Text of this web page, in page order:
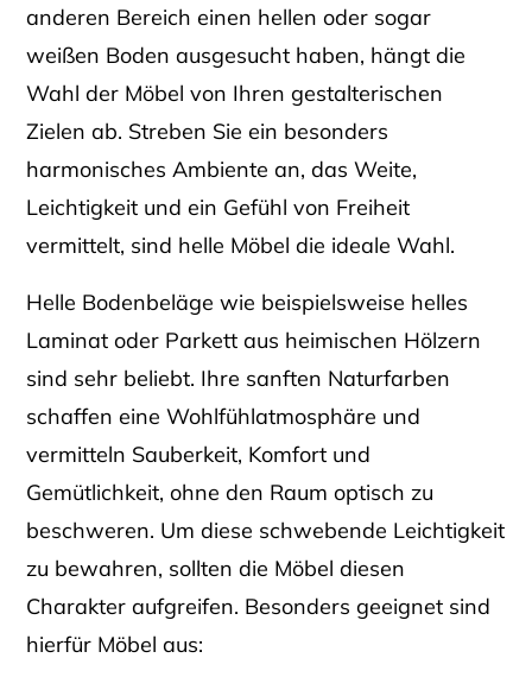
anderen Bereich einen hellen oder sogar
weißen Boden ausgesucht haben, hängt die
Wahl der Möbel von Ihren gestalterischen
Zielen ab. Streben Sie ein besonders
harmonisches Ambiente an, das Weite,
Leichtigkeit und ein Gefühl von Freiheit
vermittelt, sind helle Möbel die ideale Wahl.
Helle Bodenbeläge wie beispielsweise helles
Laminat oder Parkett aus heimischen Hölzern
sind sehr beliebt. Ihre sanften Naturfarben
schaffen eine Wohlfühlatmosphäre und
vermitteln Sauberkeit, Komfort und
Gemütlichkeit, ohne den Raum optisch zu
beschweren. Um diese schwebende Leichtigkeit
zu bewahren, sollten die Möbel diesen
Charakter aufgreifen. Besonders geeignet sind
hierfür Möbel aus: